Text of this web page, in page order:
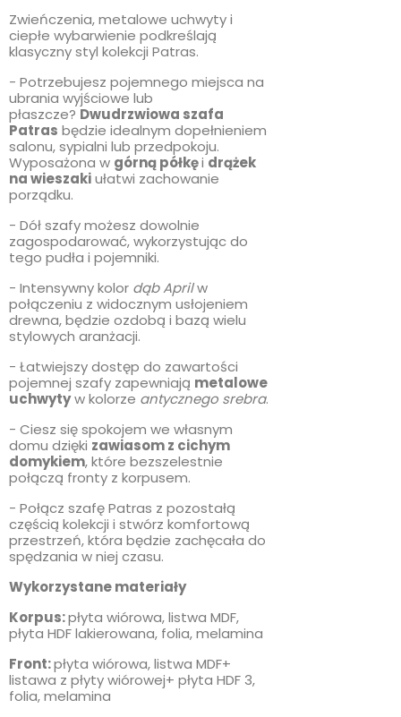
Zwieńczenia, metalowe uchwyty i
ciepłe wybarwienie podkreślają
klasyczny styl kolekcji Patras.
- Potrzebujesz pojemnego miejsca na
ubrania wyjściowe lub
płaszcze? Dwudrzwiowa szafa
Patras będzie idealnym dopełnieniem
salonu, sypialni lub przedpokoju.
Wyposażona w górną półkęi drążek
na wieszakiułatwi zachowanie
porządku.
- Dół szafy możesz dowolnie
zagospodarować, wykorzystując do
tego pudła i pojemniki.
- Intensywny kolor dąb Aprilw
połączeniu z widocznym usłojeniem
drewna, będzie ozdobą i bazą wielu
stylowych aranżacji.
- Łatwiejszy dostęp do zawartości
pojemnej szafy zapewniają metalowe
uchwytyw kolorze antycznego srebra.
- Ciesz się spokojem we własnym
domu dzięki zawiasom z cichym
domykiem, które bezszelestnie
połączą fronty z korpusem.
- Połącz szafę Patras z pozostałą
częścią kolekcji i stwórz komfortową
przestrzeń, która będzie zachęcała do
spędzania w niej czasu.
Wykorzystane materiały
Korpus:płyta wiórowa, listwa MDF,
płyta HDF lakierowana, folia, melamina
Front:płyta wiórowa, listwa MDF+
listawa z płyty wiórowej+ płyta HDF 3,
folia, melamina